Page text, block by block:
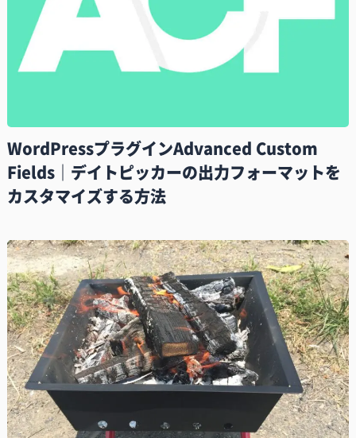
WordPressプラグインAdvanced Custom
Fields｜デイトピッカーの出力フォーマットを
カスタマイズする方法